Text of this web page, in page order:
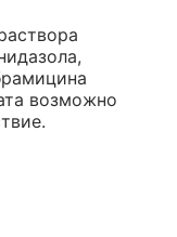
возможно